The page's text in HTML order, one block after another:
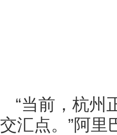
“当前，杭州
交汇点。”阿里